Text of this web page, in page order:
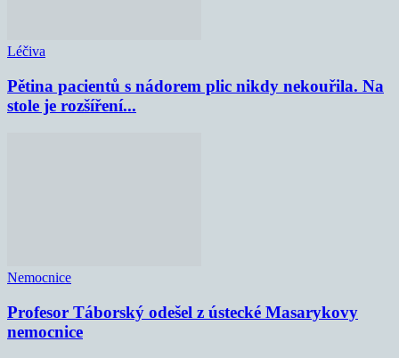
Léčiva
Pětina pacientů s nádorem plic nikdy nekouřila. Na
stole je rozšíření...
Nemocnice
Profesor Táborský odešel z ústecké Masarykovy
nemocnice